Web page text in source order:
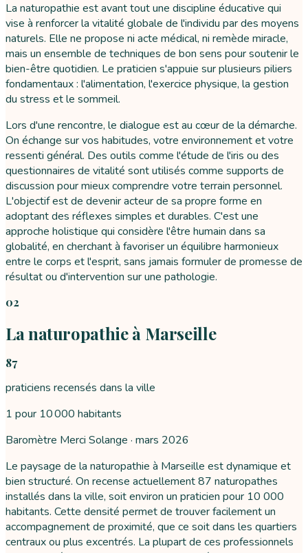
La naturopathie est avant tout une discipline éducative qui
vise à renforcer la vitalité globale de l'individu par des moyens
naturels. Elle ne propose ni acte médical, ni remède miracle,
mais un ensemble de techniques de bon sens pour soutenir le
bien-être quotidien. Le praticien s'appuie sur plusieurs piliers
fondamentaux : l'alimentation, l'exercice physique, la gestion
du stress et le sommeil.
Lors d'une rencontre, le dialogue est au cœur de la démarche.
On échange sur vos habitudes, votre environnement et votre
ressenti général. Des outils comme l'étude de l'iris ou des
questionnaires de vitalité sont utilisés comme supports de
discussion pour mieux comprendre votre terrain personnel.
L'objectif est de devenir acteur de sa propre forme en
adoptant des réflexes simples et durables. C'est une
approche holistique qui considère l'être humain dans sa
globalité, en cherchant à favoriser un équilibre harmonieux
entre le corps et l'esprit, sans jamais formuler de promesse de
résultat ou d'intervention sur une pathologie.
02
La naturopathie à Marseille
87
praticiens recensés dans la ville
1 pour 10 000 habitants
Baromètre Merci Solange · mars 2026
Le paysage de la naturopathie à Marseille est dynamique et
bien structuré. On recense actuellement 87 naturopathes
installés dans la ville, soit environ un praticien pour 10 000
habitants. Cette densité permet de trouver facilement un
accompagnement de proximité, que ce soit dans les quartiers
centraux ou plus excentrés. La plupart de ces professionnels